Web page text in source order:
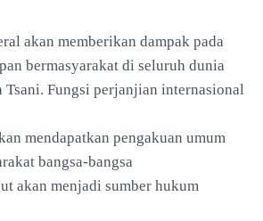
akan memberikan dampak pada
bermasyarakat di seluruh dunia
Tsani. Fungsi perjanjian internasional
mendapatkan pengakuan umum
bangsa-bangsa
akan menjadi sumber hukum